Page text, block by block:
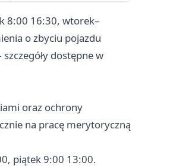
8:00 16:30, wtorek–
o zbyciu pojazdu
dostępne w
oraz ochrony
na pracę merytoryczną
piątek 9:00 13:00.